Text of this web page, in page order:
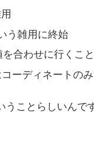
う雑用に終始
合わせに行くこ
ーディネートの
ことらしいんで